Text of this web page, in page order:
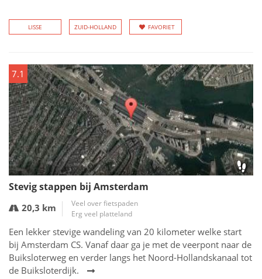
LISSE ZUID-HOLLAND FAVORIET
7.1
Stevig stappen bij Amsterdam
20,3 km
Veel over fietspaden
Erg veel platteland
Een lekker stevige wandeling van 20 kilometer welke start
bij Amsterdam CS. Vanaf daar ga je met de veerpont naar de
Buiksloterweg en verder langs het Noord-Hollandskanaal tot
de Buiksloterdijk.